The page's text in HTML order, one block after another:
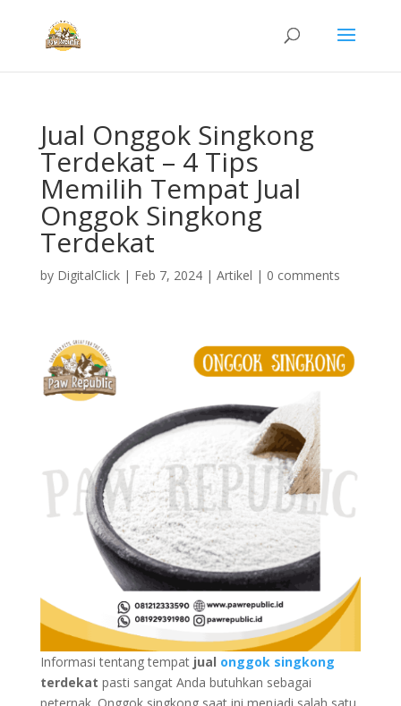
Jual Onggok Singkong
Terdekat – 4 Tips
Memilih Tempat Jual
Onggok Singkong
Terdekat
by DigitalClick| Feb 7, 2024| Artikel | 0 comments
Informasi tentang tempat jual onggok singkong
terdekat pasti sangat Anda butuhkan sebagai